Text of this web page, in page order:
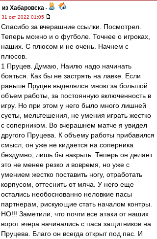
из Хабаровска -
31 окт 2022 01:05
Спасибо за вчерашние ссылки. Посмотрел.
Теперь можно и о футболе. Точнее о игроках,
наших. С плюсом и не очень. Начнем с
плюсов.
1 Пруцев. Думаю, Наилю надо начинать
бояться. Как бы не застрять на лавке. Если
раньше Пруцев выделялся мною за большой
объем работы, за постоянную включенность в
игру. Но при этом у него было много лишней
суеты, мельтешения, не умения играть жестко
с соперником. Во вчерашнем матче я увидел
другого Пруцева. К объему работы прибавился
смысл, он уже не кидается на соперника
бездумно, лишь бы накрыть. Теперь он делает
это не менее резко и вовремя, но уже с
умением жестко поставить ногу, отработать
корпусом, оттеснить от мяча. У него еще
остались необоснованно неловкие пасы
партнерам, рискующие стать началом контры.
НО!!! Заметили, что почти все атаки от наших
ворот вчера начинались с паса защитников на
Пруцева. Благо он всегда открыт под пас. И